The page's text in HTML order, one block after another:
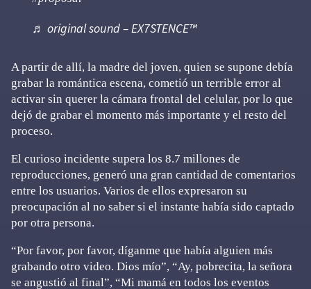
♬ original sound – EX7STENCE™
A partir de allí, la madre del joven, quien se supone debía
grabar la romántica escena, cometió un terrible error al
activar sin querer la cámara frontal del celular, por lo que
dejó de grabar el momento más importante y el resto del
proceso.
El curioso incidente supera los 8.7 millones de
reproducciones, generó una gran cantidad de comentarios
entre los usuarios. Varios de ellos expresaron su
preocupación al no saber si el instante había sido captado
por otra persona.
“Por favor, por favor, díganme que había alguien más
grabando otro video. Dios mío”, “Ay, pobrecita, la señora
se angustió al final”, “Mi mamá en todos los eventos